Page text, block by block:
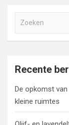
e
e
Recente
De opkomst
kleine ruimtes